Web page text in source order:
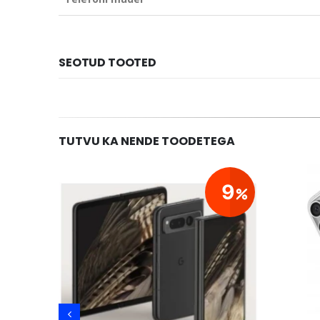
SEOTUD TOOTED
TUTVU KA NENDE TOODETEGA
9